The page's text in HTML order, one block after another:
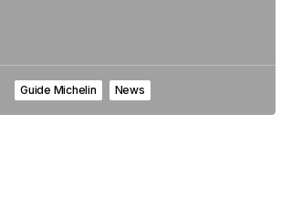
Guide Michelin News